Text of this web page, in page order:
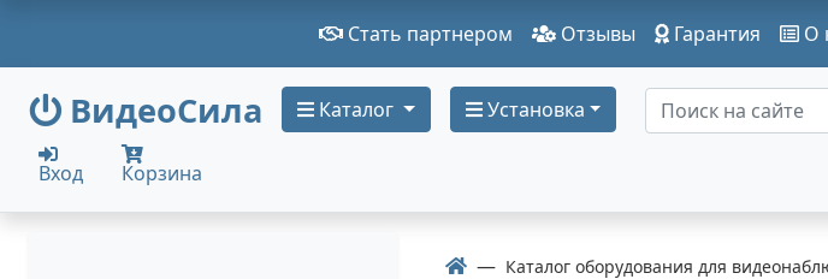
Стать партнером Отзывы Гарантия О
ВидеоСила Каталог Установка
Вход Корзина
Каталог оборудования для